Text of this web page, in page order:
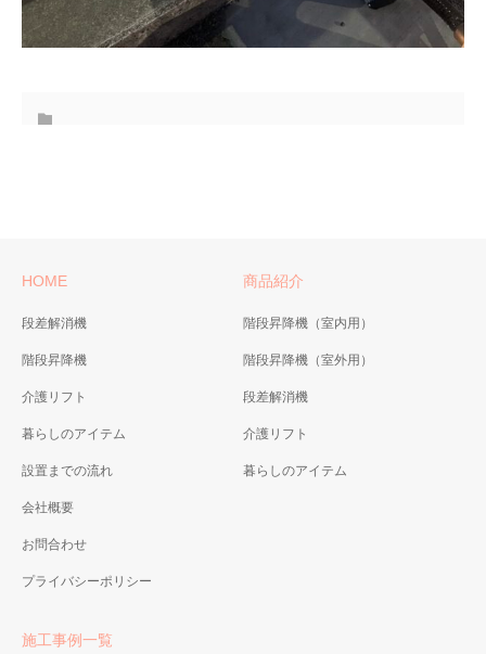
HOME
段差解消機
階段昇降機
介護リフト
暮らしのアイテム
設置までの流れ
会社概要
お問合わせ
プライバシーポリシー
商品紹介
階段昇降機（室内用）
階段昇降機（室外用）
段差解消機
介護リフト
暮らしのアイテム
施工事例一覧